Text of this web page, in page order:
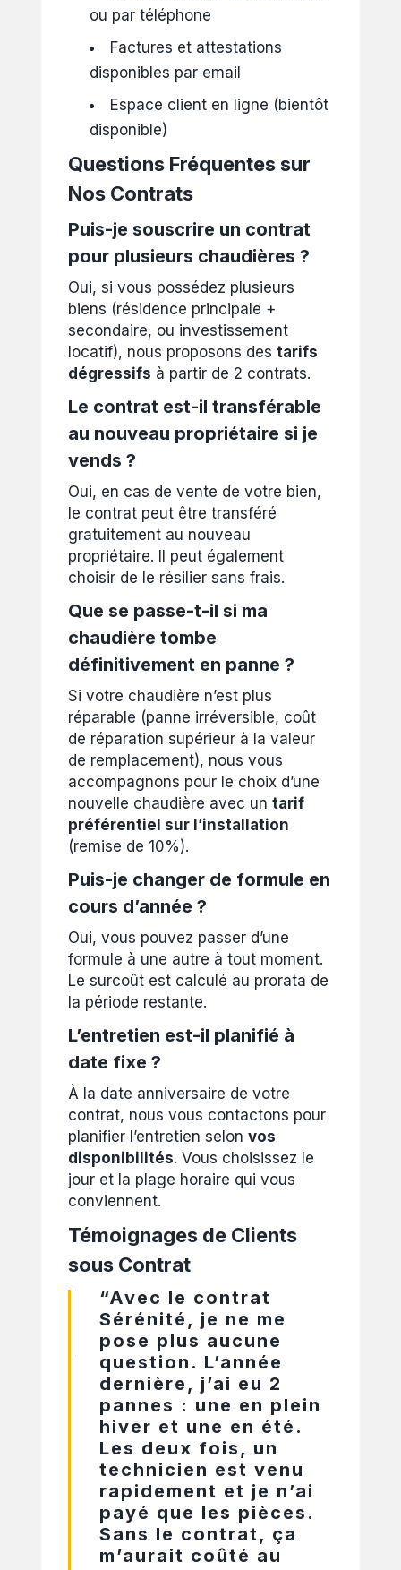
ou par téléphone
Factures et attestations
disponibles par email
Espace client en ligne (bientôt
disponible)
Questions Fréquentes sur
Nos Contrats
Puis-je souscrire un contrat
pour plusieurs chaudières ?
Oui, si vous possédez plusieurs
biens (résidence principale +
secondaire, ou investissement
locatif), nous proposons des tarifs
dégressifs à partir de 2 contrats.
Le contrat est-il transférable
au nouveau propriétaire si je
vends ?
Oui, en cas de vente de votre bien,
le contrat peut être transféré
gratuitement au nouveau
propriétaire. Il peut également
choisir de le résilier sans frais.
Que se passe-t-il si ma
chaudière tombe
définitivement en panne ?
Si votre chaudière n’est plus
réparable (panne irréversible, coût
de réparation supérieur à la valeur
de remplacement), nous vous
accompagnons pour le choix d’une
nouvelle chaudière avec un tarif
préférentiel sur l’installation
(remise de 10%).
Puis-je changer de formule en
cours d’année ?
Oui, vous pouvez passer d’une
formule à une autre à tout moment.
Le surcoût est calculé au prorata de
la période restante.
L’entretien est-il planifié à
date fixe ?
À la date anniversaire de votre
contrat, nous vous contactons pour
planifier l’entretien selon vos
disponibilités. Vous choisissez le
jour et la plage horaire qui vous
conviennent.
Témoignages de Clients
sous Contrat
“Avec le contrat
Sérénité, je ne me
pose plus aucune
question. L’année
dernière, j’ai eu 2
pannes : une en plein
hiver et une en été.
Les deux fois, un
technicien est venu
rapidement et je n’ai
payé que les pièces.
Sans le contrat, ça
m’aurait coûté au